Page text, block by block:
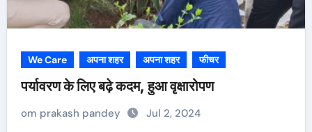
We Care अपना शहर अपना शहर फीचर
पर्यावरण के लिए बढ़े कदम, हुआ वृक्षारोपण
om prakash pandey Jul 2, 2024